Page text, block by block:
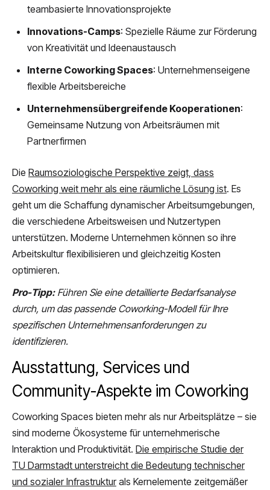
teambasierte Innovationsprojekte
Innovations-Camps: Spezielle Räume zur Förderung
von Kreativität und Ideenaustausch
Interne Coworking Spaces: Unternehmenseigene
flexible Arbeitsbereiche
Unternehmensübergreifende Kooperationen:
Gemeinsame Nutzung von Arbeitsräumen mit
Partnerfirmen
Die Raumsoziologische Perspektive zeigt, dass
Coworking weit mehr als eine räumliche Lösung ist. Es
geht um die Schaffung dynamischer Arbeitsumgebungen,
die verschiedene Arbeitsweisen und Nutzertypen
unterstützen. Moderne Unternehmen können so ihre
Arbeitskultur flexibilisieren und gleichzeitig Kosten
optimieren.
Pro-Tipp: Führen Sie eine detaillierte Bedarfsanalyse
durch, um das passende Coworking-Modell für Ihre
spezifischen Unternehmensanforderungen zu
identifizieren.
Ausstattung, Services und
Community-Aspekte im Coworking
Coworking Spaces bieten mehr als nur Arbeitsplätze – sie
sind moderne Ökosysteme für unternehmerische
Interaktion und Produktivität. Die empirische Studie der
TU Darmstadt unterstreicht die Bedeutung technischer
und sozialer Infrastrukturals Kernelemente zeitgemäßer